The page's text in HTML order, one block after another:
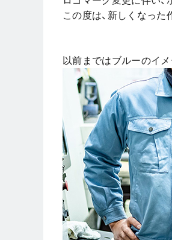
この度は、新しくなっ
以前まではブルーのイ